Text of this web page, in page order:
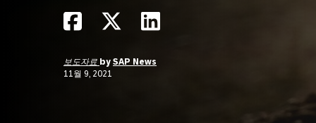
보도자료 by SAP News
11월 9, 2021